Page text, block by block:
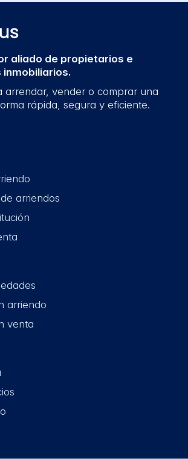
aliado de propietarios e
arrendar, vender o comprar una
rápida, segura y eficiente.
arriendos
arriendo
venta